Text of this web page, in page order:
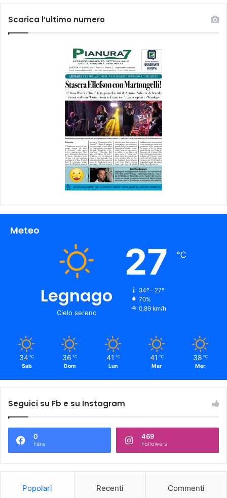
Scarica l’ultimo numero
Meteo
Legnago
Cielo sereno
27 ℃
34º - 27º
70%
0.89 km/h
34 ℃
Sab
36 ℃
Dom
41 ℃
Lun
41 ℃
Mar
38 ℃
Mer
Seguici su Fb e su Instagram
0
Fans
469
Followers
Popolari Recenti Commenti